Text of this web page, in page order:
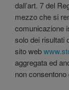
dall’art. 7 del
mezzo che si
comunicazione
solo dei risultati
sito web
aggregata ed
non consentono